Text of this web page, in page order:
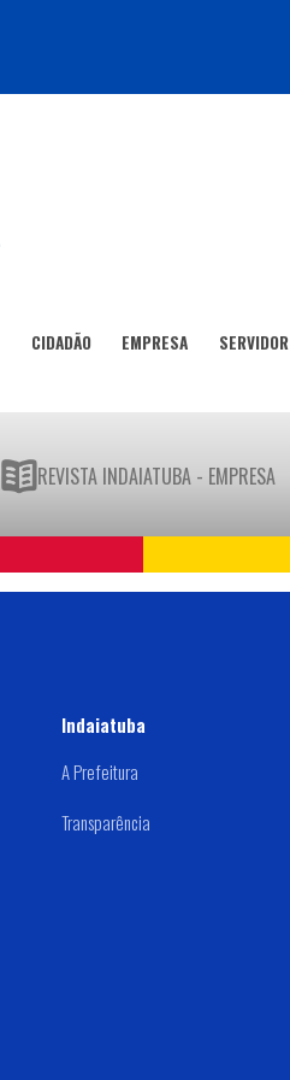
CIDADÃO EMPRESA SERVIDOR
REVISTA INDAIATUBA - EMPRESA
Indaiatuba
A Prefeitura
Transparência